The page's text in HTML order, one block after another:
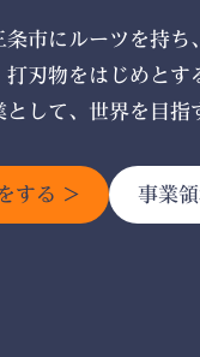
市にルーツを持ち、
刃物をはじめとす
して、世界を目指
する > 事業